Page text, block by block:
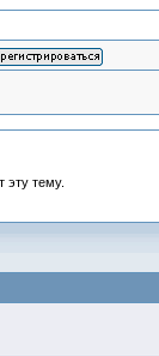
эту тему.